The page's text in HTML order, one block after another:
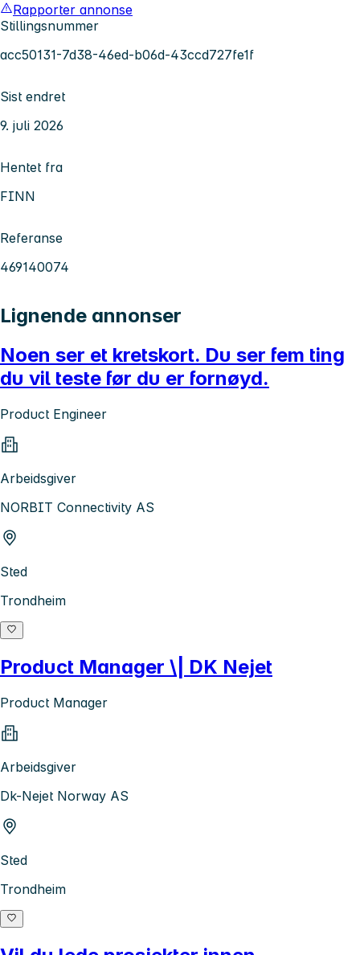
Rapporter annonse
Stillingsnummer
acc50131-7d38-46ed-b06d-43ccd727fe1f
Sist endret
9. juli 2026
Hentet fra
FINN
Referanse
469140074
Lignende annonser
Noen ser et kretskort. Du ser fem ting
du vil teste før du er fornøyd.
Product Engineer
Arbeidsgiver
NORBIT Connectivity AS
Sted
Trondheim
Product Manager \| DK Nejet
Product Manager
Arbeidsgiver
Dk-Nejet Norway AS
Sted
Trondheim